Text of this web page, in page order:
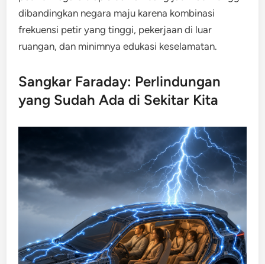
dibandingkan negara maju karena kombinasi
frekuensi petir yang tinggi, pekerjaan di luar
ruangan, dan minimnya edukasi keselamatan.
Sangkar Faraday: Perlindungan
yang Sudah Ada di Sekitar Kita